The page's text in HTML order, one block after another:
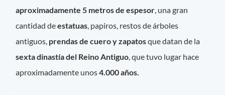
aproximadamente 5 metros de espesor, una gran
cantidad deestatuas, papiros, restos de árboles
antiguos, prendas de cuero y zapatosque datan de la
sexta dinastía del Reino Antiguo, que tuvo lugar hace
aproximadamente unos4.000 años.